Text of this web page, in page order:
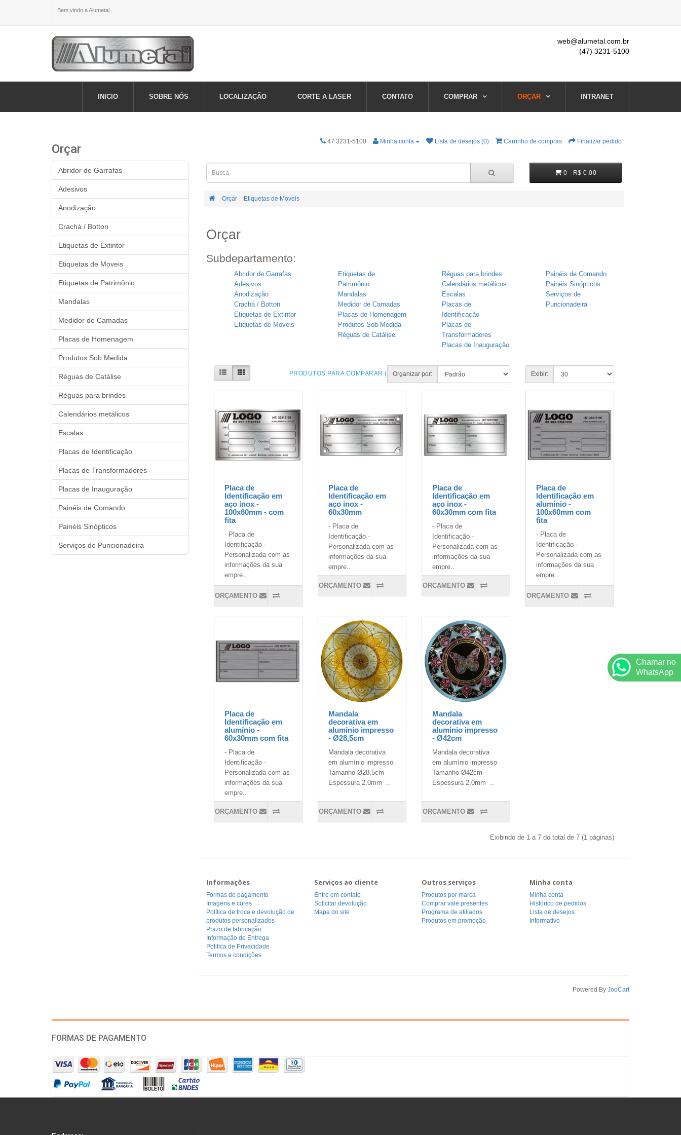
Bem vindo a Alumetal
web@alumetal.com.br
(47) 3231-5100
INICIO SOBRE NÓS LOCALIZAÇÃO CORTE A LASER CONTATO COMPRAR ORÇAR INTRANET
47 3231-5100 Minha conta Lista de desejos (0) Carrinho de compras Finalizar pedido
0 - R$ 0,00
Orçar Etiquetas de Moveis
Orçar
Subdepartamento:
Abridor de Garrafas
Adesivos
Anodização
Crachá / Botton
Etiquetas de Extintor
Etiquetas de Moveis
Etiquetas de
Patrimônio
Mandalas
Medidor de Camadas
Placas de Homenagem
Produtos Sob Medida
Réguas de Catálise
Réguas para brindes
Calendários metálicos
Escalas
Placas de
Identificação
Placas de
Transformadores
Placas de Inauguração
Painéis de Comando
Painéis Sinópticos
Serviços de
Puncionadeira
PRODUTOS PARA COMPARAR (0)Organizar por: Exibir:
Placa de
Identificação em
aço inox -
100x60mm - com
fita
- Placa de
Identificação -
Personalizada com as
informações da sua
empre..
ORÇAMENTO
Placa de
Identificação em
aço inox -
60x30mm
- Placa de
Identificação -
Personalizada com as
informações da sua
empre..
ORÇAMENTO
Placa de
Identificação em
aço inox -
60x30mm com fita
- Placa de
Identificação -
Personalizada com as
informações da sua
empre..
ORÇAMENTO
Placa de
Identificação em
alumínio -
100x60mm com
fita
- Placa de
Identificação -
Personalizada com as
informações da sua
empre..
ORÇAMENTO
Placa de
Identificação em
alumínio -
60x30mm com fita
- Placa de
Identificação -
Personalizada com as
informações da sua
empre..
ORÇAMENTO
Mandala
decorativa em
alumínio impresso
- Ø28,5cm
Mandala decorativa
em alumínio impresso
Tamanho Ø28,5cm
Espessura 2,0mm ..
ORÇAMENTO
Mandala
decorativa em
alumínio impresso
- Ø42cm
Mandala decorativa
em alumínio impresso
Tamanho Ø42cm
Espessura 2,0mm ..
ORÇAMENTO
Exibindo de 1 a 7 do total de 7 (1 páginas)
Informações
Formas de pagamento
Imagens e cores
Política de troca e devolução de
produtos personalizados
Prazo de fabricação
Informação de Entrega
Politica de Privacidade
Termos e condições
Serviços ao cliente
Entre em contato
Solicitar devolução
Mapa do site
Outros serviços
Produtos por marca
Comprar vale presentes
Programa de afiliados
Produtos em promoção
Minha conta
Minha conta
Histórico de pedidos
Lista de desejos
Informativo
Powered By JooCart
Orçar
Abridor de Garrafas
Adesivos
Anodização
Crachá / Botton
Etiquetas de Extintor
Etiquetas de Moveis
Etiquetas de Patrimônio
Mandalas
Medidor de Camadas
Placas de Homenagem
Produtos Sob Medida
Réguas de Catálise
Réguas para brindes
Calendários metálicos
Escalas
Placas de Identificação
Placas de Transformadores
Placas de Inauguração
Painéis de Comando
Painéis Sinópticos
Serviços de Puncionadeira
FORMAS DE PAGAMENTO
Chamar no
WhatsApp